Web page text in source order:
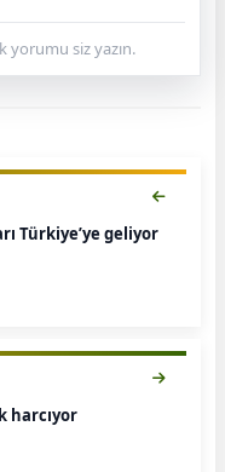
yorumu siz yazın.
Türkiye’ye geliyor
harcıyor